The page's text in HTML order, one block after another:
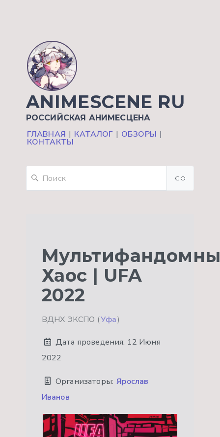
ANIMESCENE RU
РОССИЙСКАЯ АНИМЕСЦЕНА
ГЛАВНАЯ | КАТАЛОГ | ОБЗОРЫ |
КОНТАКТЫ
GO
Хаос | UFA
2022
ВДНХ ЭКСПО (Уфа)
Дата проведения: 12 Июня
2022
Организаторы: Ярослав
Иванов